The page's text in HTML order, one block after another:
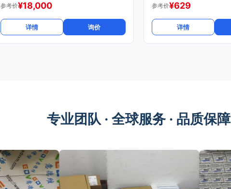
参考价¥18,000
详情 询价
参考价¥629
详情
专业团队 · 全球服务 · 品质保障